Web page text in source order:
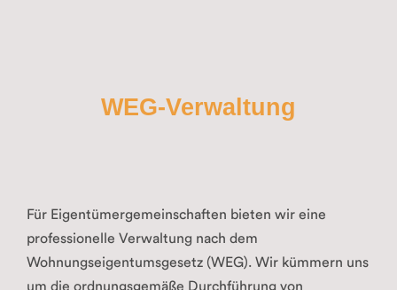
WEG-Verwaltung
Für Eigentümergemeinschaften bieten wir eine
professionelle Verwaltung nach dem
Wohnungseigentumsgesetz (WEG). Wir kümmern uns
um die ordnungsgemäße Durchführung von